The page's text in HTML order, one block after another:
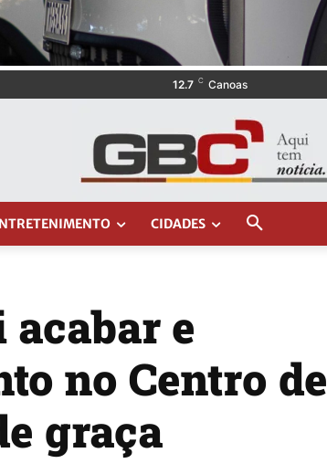
12.7 C Canoas
CIDADES
e
no Centro de
graça